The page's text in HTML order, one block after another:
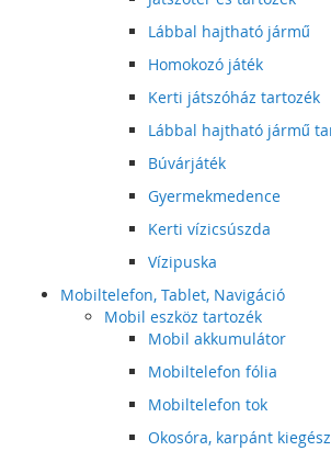
Lábbal hajtható jármű
Homokozó játék
Kerti játszóház tartozék
Lábbal hajtható jármű
Búvárjáték
Gyermekmedence
Kerti vízicsúszda
Vízipuska
Mobiltelefon, Tablet, Navigáció
Mobil eszköz tartozék
Mobil akkumulátor
Mobiltelefon fólia
Mobiltelefon tok
Okosóra, karpánt